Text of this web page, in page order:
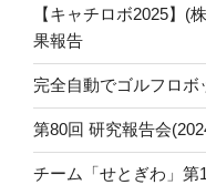
【キャチロボ2025】(
果報告
完全自動でゴルフロボ
第80回 研究報告会
チーム「せとぎわ」第